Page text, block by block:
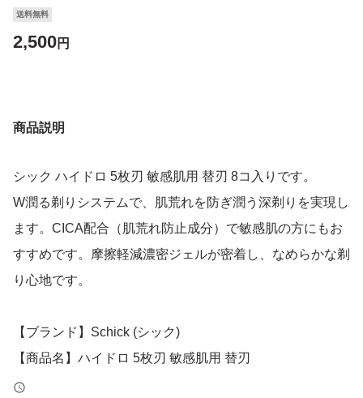
送料無料
2,500円
商品説明
シック ハイドロ 5枚刃 敏感肌用 替刃 8コ入りです。
W潤る剃りシステムで、肌荒れを防ぎ潤う深剃りを実現し
ます。CICA配合（肌荒れ防止成分）で敏感肌の方にもお
すすめです。摩擦軽減濃密ジェルが密着し、なめらかな剃
り心地です。
【ブランド】Schick (シック)
【商品名】ハイドロ 5枚刃 敏感肌用 替刃
【内容量】8コ